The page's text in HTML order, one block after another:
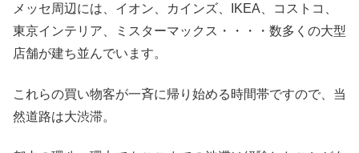
メッセ周辺には、イオン、カインズ、IKEA、コストコ、
東京インテリア、ミスターマックス・・・・数多くの大型
店舗が建ち並んでいます。
これらの買い物客が一斉に帰り始める時間帯ですので、当
然道路は大渋滞。